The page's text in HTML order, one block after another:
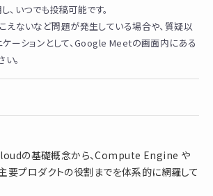
いつでも投稿可能です。
ないなど問題が発生している場合や、質疑以
ーションとして、Google Meetの画面内にある
。
の基礎概念から、Compute Engine や
要プロダクトの役割までを体系的に網羅して